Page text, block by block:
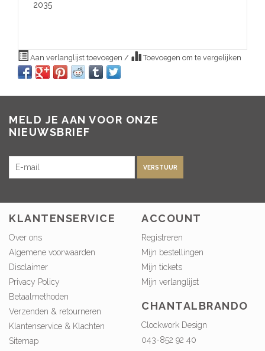
2035
Aan verlanglijst toevoegen / Toevoegen om te vergelijken
MELD JE AAN VOOR ONZE
NIEUWSBRIEF
VERSTUUR
KLANTENSERVICE
Over ons
Algemene voorwaarden
Disclaimer
Privacy Policy
Betaalmethoden
Verzenden & retourneren
Klantenservice & Klachten
Sitemap
ACCOUNT
Registreren
Mijn bestellingen
Mijn tickets
Mijn verlanglijst
CHANTALBRANDO
Clockwork Design
043-852 92 40